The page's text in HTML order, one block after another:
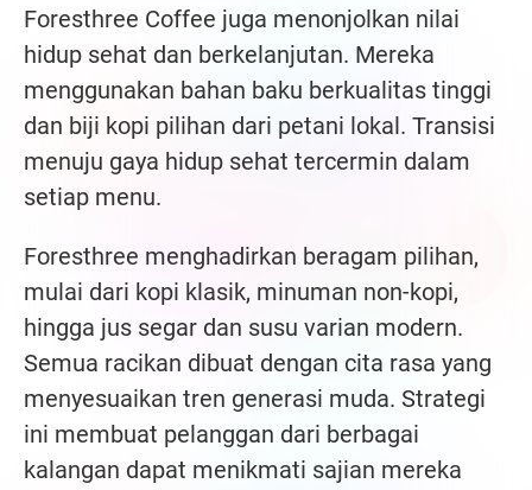
Foresthree Coffee juga menonjolkan nilai
hidup sehat dan berkelanjutan. Mereka
menggunakan bahan baku berkualitas tinggi
dan biji kopi pilihan dari petani lokal. Transisi
menuju gaya hidup sehat tercermin dalam
setiap menu.
Foresthree menghadirkan beragam pilihan,
mulai dari kopi klasik, minuman non-kopi,
hingga jus segar dan susu varian modern.
Semua racikan dibuat dengan cita rasa yang
menyesuaikan tren generasi muda. Strategi
ini membuat pelanggan dari berbagai
kalangan dapat menikmati sajian mereka